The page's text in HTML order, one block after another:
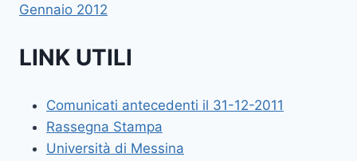
Gennaio 2012
LINK UTILI
Comunicati antecedenti il 31-12-2011
Rassegna Stampa
Università di Messina